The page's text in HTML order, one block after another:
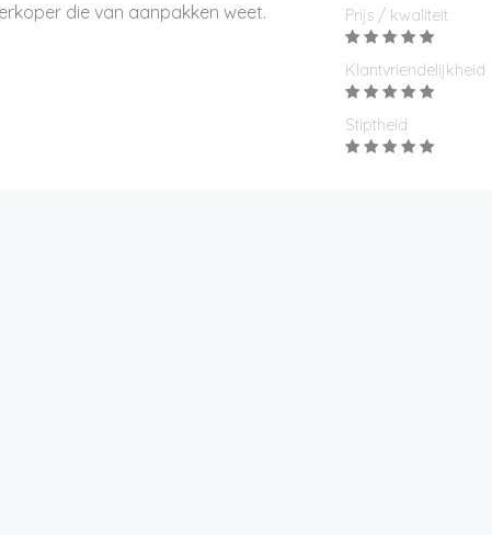
die van aanpakken weet.
Prijs / kwaliteit
Klantvriendelijkheid
Stiptheid